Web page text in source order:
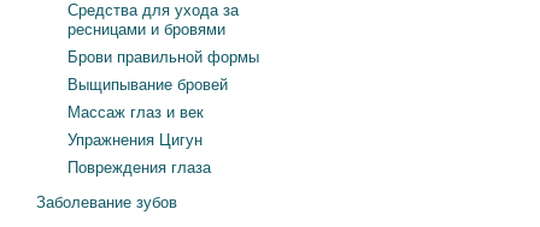
Средства для ухода за
ресницами и бровями
Брови правильной формы
Выщипывание бровей
Массаж глаз и век
Упражнения Цигун
Повреждения глаза
Заболевание зубов